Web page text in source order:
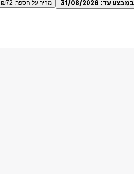
במבצע עד: 31/08/2026 מחיר על הספר: ₪ 72